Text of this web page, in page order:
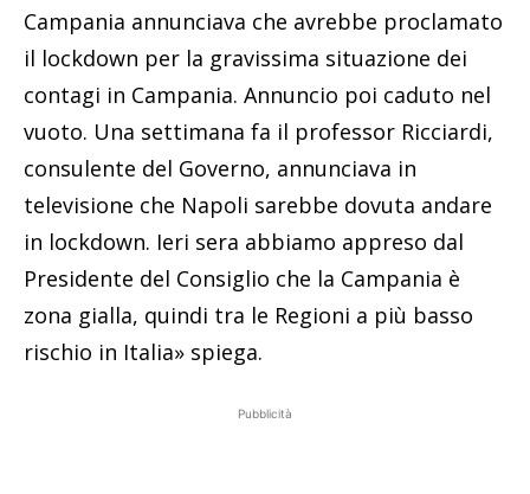
Campania annunciava che avrebbe proclamato
il lockdown per la gravissima situazione dei
contagi in Campania. Annuncio poi caduto nel
vuoto. Una settimana fa il professor Ricciardi,
consulente del Governo, annunciava in
televisione che Napoli sarebbe dovuta andare
in lockdown. Ieri sera abbiamo appreso dal
Presidente del Consiglio che la Campania è
zona gialla, quindi tra le Regioni a più basso
rischio in Italia» spiega.
Pubblicità